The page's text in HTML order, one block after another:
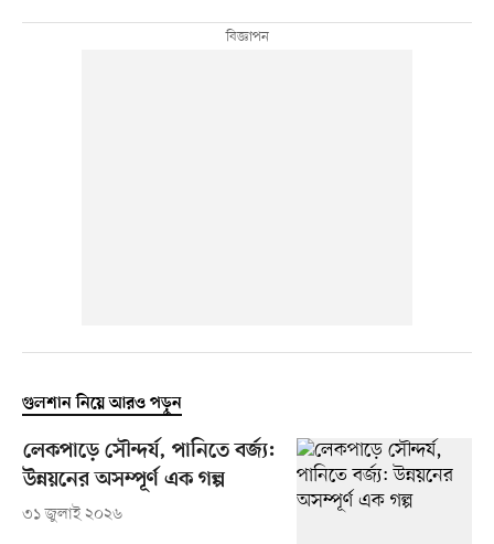
গুলশান নিয়ে আরও পড়ুন
লেকপাড়ে সৌন্দর্য, পানিতে বর্জ্য:
উন্নয়নের অসম্পূর্ণ এক গল্প
৩১ জুলাই ২০২৬